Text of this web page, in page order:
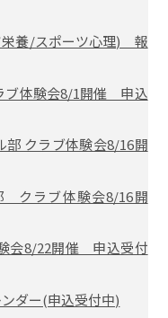
養/スポーツ心理) 報
ブ体験会8/1開催 申込
クラブ体験会8/16開
クラブ体験会8/16開
会8/22開催 申込受付
ダー(申込受付中)